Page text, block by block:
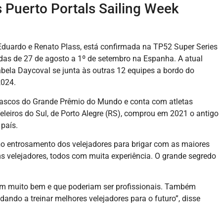
Puerto Portals Sailing Week
e Renato Plass, está confirmada na TP52 Super Series
de 27 de agosto a 1º de setembro na Espanha. A atual
Daycoval se junta às outras 12 equipes a bordo do
do Grande Prêmio do Mundo e conta com atletas
do Sul, de Porto Alegre (RS), comprou em 2021 o antigo
entrosamento dos velejadores para brigar com as maiores
todos com muita experiência. O grande segredo
muito bem e que poderiam ser profissionais. Também
a treinar melhores velejadores para o futuro”, disse